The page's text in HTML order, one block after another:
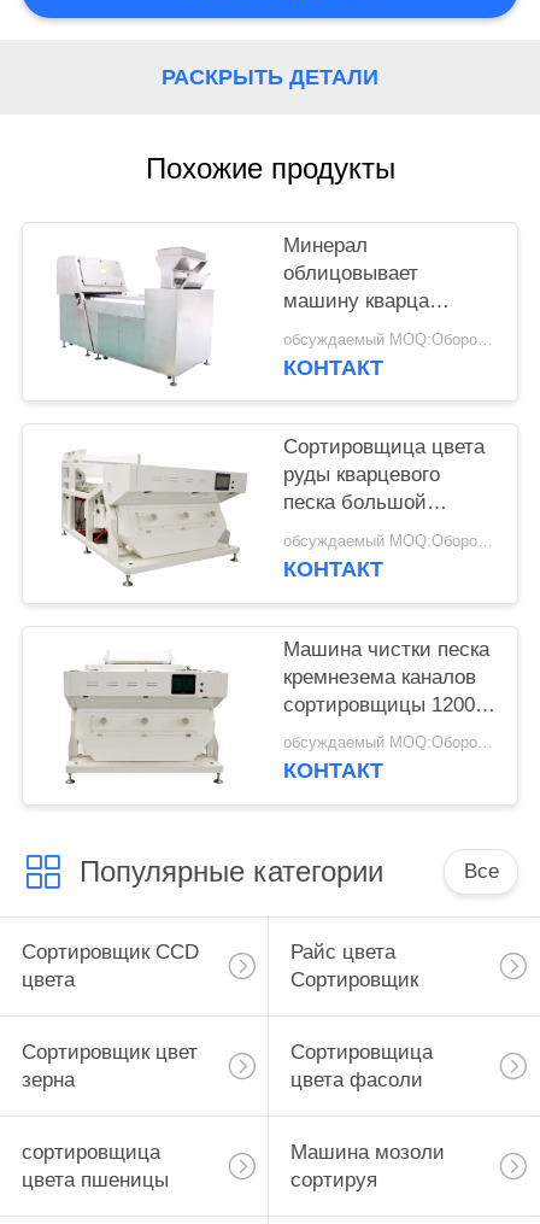
РАСКРЫТЬ ДЕТАЛИ
Похожие продукты
Минерал
облицовывает
машину кварца
сортируя с 54
миллиона датчиком
обсуждаемый MOQ:Оборотный
КОНТАКТ
Сортировщица цвета
руды кварцевого
песка большой
емкости, машина ККД
экрана касания
обсуждаемый MOQ:Оборотный
КОНТАКТ
Машина чистки песка
кремнезема каналов
сортировщицы 1200
цвета руды кварца
каменная
обсуждаемый MOQ:Оборотный
КОНТАКТ
Популярные категории Все
Сортировщик CCD
цвета
Райс цвета
Сортировщик
Сортировщик цвет
зерна
Сортировщица
цвета фасоли
сортировщица
цвета пшеницы
Машина мозоли
сортируя